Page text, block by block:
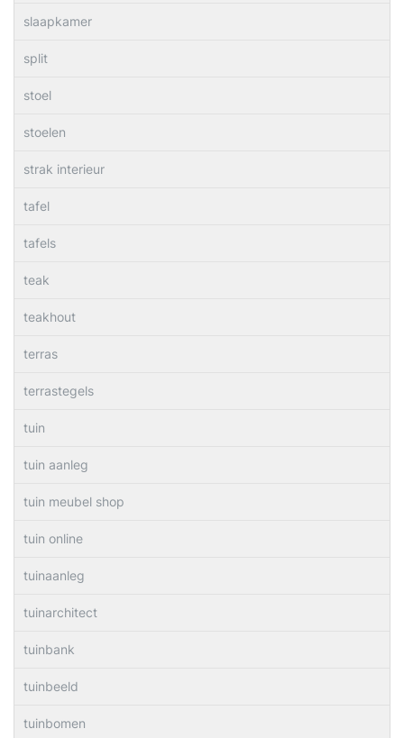
slaapkamer
split
stoel
stoelen
strak interieur
tafel
tafels
teak
teakhout
terras
terrastegels
tuin
tuin aanleg
tuin meubel shop
tuin online
tuinaanleg
tuinarchitect
tuinbank
tuinbeeld
tuinbomen